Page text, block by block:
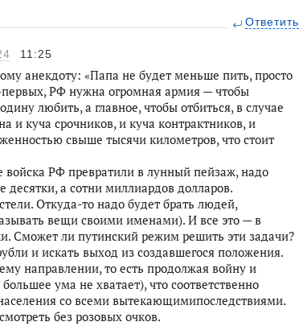
Ответить
11:25
анекдоту: «Папа не будет меньше пить, просто
РФ нужна огромная армия — чтобы
любить, а главное, чтобы отбиться, в случае
и куча срочников, и куча контрактников, и
свыше тысячи километров, что стоит
войска РФ превратили в лунный пейзаж, надо
десятки, а сотни миллиардов долларов.
Откуда-то надо будет брать людей,
вещи своими именами). И все это — в
Сможет ли путинский режим решить эти задачи?
и искать выход из создавшегося положения.
направлении, то есть продолжая войну и
ума не хватает), что соответственно
со всеми вытекающимипоследствиями.
без розовых очков.